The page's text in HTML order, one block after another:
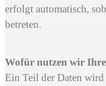
erfolgt automatisch,
betreten.
Wofür nutzen wir
Ein Teil der Daten wird